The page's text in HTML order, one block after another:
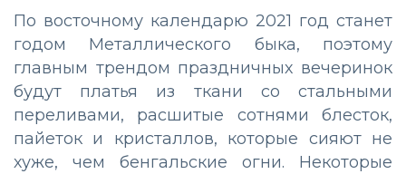
По восточному календарю 2021 год станет
годом Металлического быка, поэтому
главным трендом праздничных вечеринок
будут платья из ткани со стальными
переливами, расшитые сотнями блесток,
пайеток и кристаллов, которые сияют не
хуже, чем бенгальские огни. Некоторые